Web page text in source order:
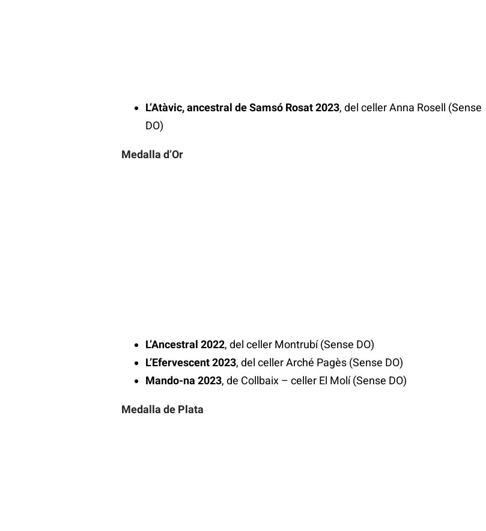
L’Atàvic, ancestral de Samsó Rosat 2023, del celler Anna Rosell (Sense
DO)
Medalla d’Or
L’Ancestral 2022, del celler Montrubí (Sense DO)
L’Efervescent 2023, del celler Arché Pagès (Sense DO)
Mando-na 2023, de Collbaix – celler El Molí (Sense DO)
Medalla de Plata